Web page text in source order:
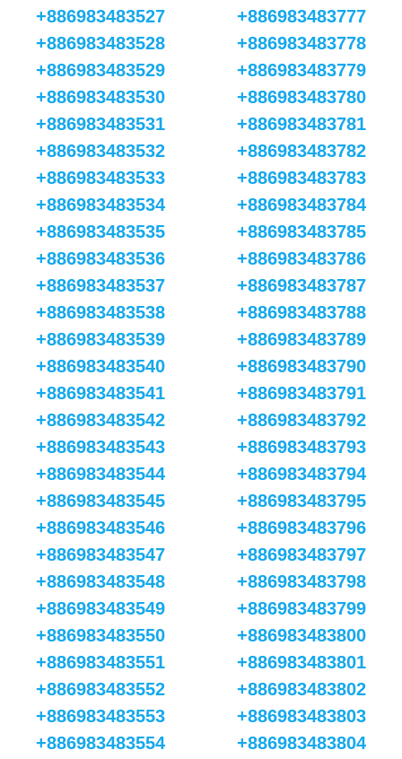
+886983483527
+886983483528
+886983483529
+886983483530
+886983483531
+886983483532
+886983483533
+886983483534
+886983483535
+886983483536
+886983483537
+886983483538
+886983483539
+886983483540
+886983483541
+886983483542
+886983483543
+886983483544
+886983483545
+886983483546
+886983483547
+886983483548
+886983483549
+886983483550
+886983483551
+886983483552
+886983483553
+886983483554
+886983483777
+886983483778
+886983483779
+886983483780
+886983483781
+886983483782
+886983483783
+886983483784
+886983483785
+886983483786
+886983483787
+886983483788
+886983483789
+886983483790
+886983483791
+886983483792
+886983483793
+886983483794
+886983483795
+886983483796
+886983483797
+886983483798
+886983483799
+886983483800
+886983483801
+886983483802
+886983483803
+886983483804